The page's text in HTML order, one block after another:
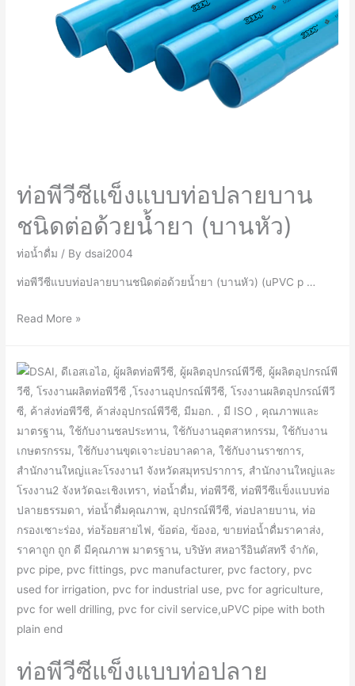
ท่อพีวีซีแข็งแบบท่อปลายบาน
ชนิดต่อด้วยน้ำยา (บานหัว)
ท่อน้ำดื่ม / Bydsai2004
ท่อพีวีซีแบบท่อปลายบานชนิดต่อด้วยน้ำยา (บานหัว) (uPVC p …
ท่อ
ซี
แข็ง
แบบ
ท่อ
ปลาย
บาน
ชนิด
ต่อ
ด้วย
น้ำยา
(บาน
หัว)
Read More »
ท่อพีวีซีแข็งแบบท่อปลาย